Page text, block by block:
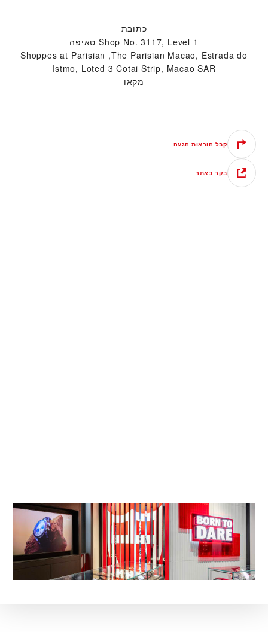
כתובת
Shop No. 3117, Level 1 טאיפה
Shoppes at Parisian ,The Parisian Macao, Estrada do
Istmo, Loted 3 Cotai Strip, Macao SAR
מקאו
קבל הוראות הגעה
בקר באתר